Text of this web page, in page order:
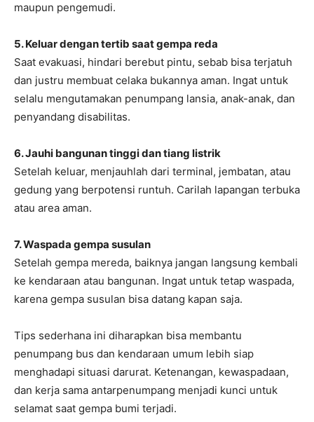
maupun pengemudi.
5. Keluar dengan tertib saat gempa reda
Saat evakuasi, hindari berebut pintu, sebab bisa terjatuh
dan justru membuat celaka bukannya aman. Ingat untuk
selalu mengutamakan penumpang lansia, anak-anak, dan
penyandang disabilitas.
6. Jauhi bangunan tinggi dan tiang listrik
Setelah keluar, menjauhlah dari terminal, jembatan, atau
gedung yang berpotensi runtuh. Carilah lapangan terbuka
atau area aman.
7. Waspada gempa susulan
Setelah gempa mereda, baiknya jangan langsung kembali
ke kendaraan atau bangunan. Ingat untuk tetap waspada,
karena gempa susulan bisa datang kapan saja.
Tips sederhana ini diharapkan bisa membantu
penumpang bus dan kendaraan umum lebih siap
menghadapi situasi darurat. Ketenangan, kewaspadaan,
dan kerja sama antarpenumpang menjadi kunci untuk
selamat saat gempa bumi terjadi.